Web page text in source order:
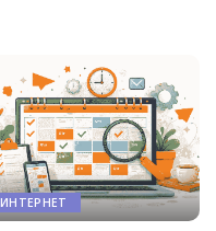
ИНТЕРНЕТ